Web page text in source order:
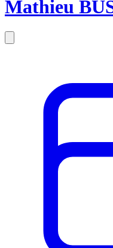
Mathieu